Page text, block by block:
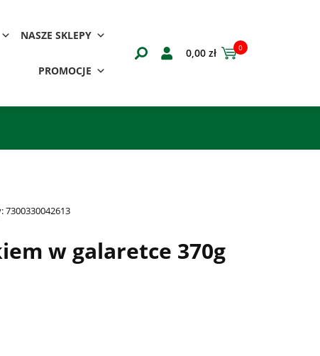
NASZE SKLEPY
PROMOCJE
0,00 zł 0
7300330042613
w galaretce 370g